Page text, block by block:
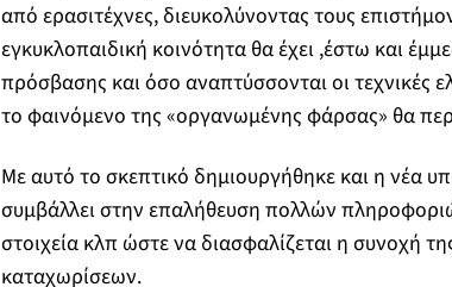
από ερασιτέχνες, διευκολύνοντας τους
εγκυκλοπαιδική κοινότητα θα έχει ,έστω και
πρόσβασης και όσο αναπτύσσονται οι
το φαινόμενο της «οργανωμένης φάρσας» θα
Με αυτό το σκεπτικό δημιουργήθηκε και η νέα
συμβάλλει στην επαλήθευση πολλών
στοιχεία κλπ ώστε να διασφαλίζεται η συνοχή
καταχωρίσεων.